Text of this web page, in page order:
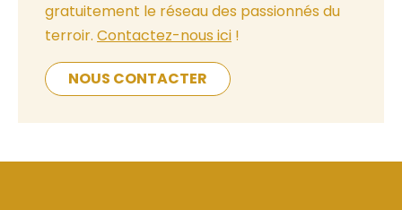
gratuitement le réseau des passionnés du
terroir. Contactez-nous ici !
NOUS CONTACTER